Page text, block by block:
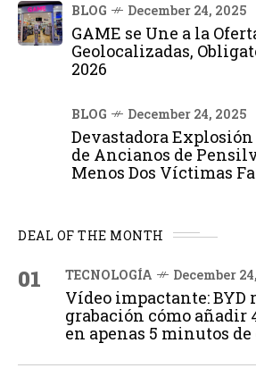
BLOG December 24, 2025
GAME se Une a la
Geolocalizadas,
2026
BLOG December 24, 2025
Devastadora
de Ancianos de
Menos Dos Víctimas
DEAL OF THE MONTH
01 TECNOLOGÍA December
Vídeo impactante: BYD
grabación cómo añadir
en apenas 5 minutos de